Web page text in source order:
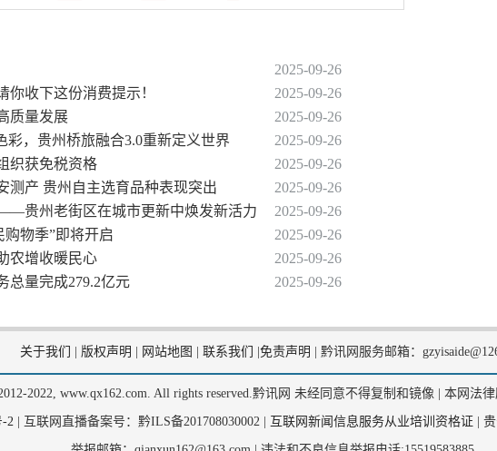
2025-09-26
你收下这份消费提示！
2025-09-26
质量发展
2025-09-26
彩，贵州桥旅融合3.0重新定义世界
2025-09-26
织获免税资格
2025-09-26
测产 贵州自主选育品种表现突出
2025-09-26
贵州老街区在城市更新中焕发新活力
2025-09-26
购物季”即将开启
2025-09-26
农增收暖民心
2025-09-26
总量完成279.2亿元
2025-09-26
关于我们 版权声明 网站地图 联系我们 免责声明 黔讯网服务邮箱：
2022, www.qx162.com. All rights reserved.黔讯网 未经同意不得复制和镜像 | 本网法
-2| 互联网直播备案号：黔ILS备201708030002 | 互联网新闻信息服务从业培训资格证